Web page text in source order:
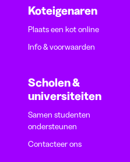
Koteigenaren
Plaats een kot online
Info & voorwaarden
Scholen &
universiteiten
Samen studenten
ondersteunen
Contacteer ons